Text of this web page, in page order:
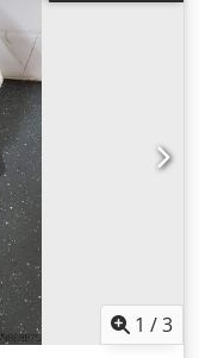
Garantie, keine
1 /3